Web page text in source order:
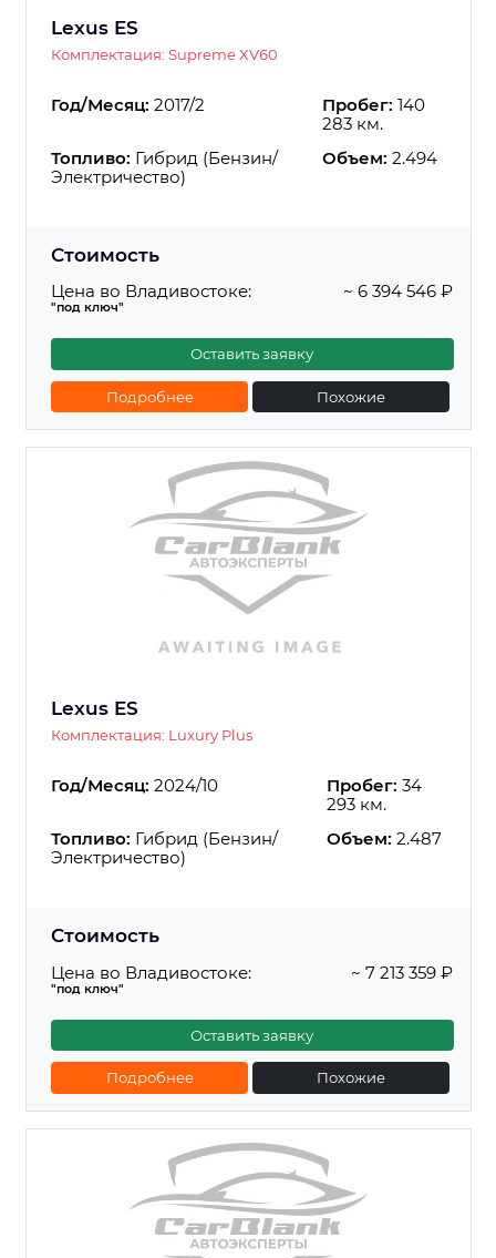
Lexus ES
Комплектация: Supreme XV60
Год/Месяц: 2017/2 Пробег: 140
283 км.
Топливо: Гибрид (Бензин/
Электричество)
Объем: 2.494
Стоимость
Цена во Владивостоке:
"под ключ"
~ 6 394 546 ₽
Оставить заявку
Подробнее Похожие
Lexus ES
Комплектация: Luxury Plus
Год/Месяц: 2024/10 Пробег: 34
293 км.
Топливо: Гибрид (Бензин/
Электричество)
Объем: 2.487
Стоимость
Цена во Владивостоке:
"под ключ"
~ 7 213 359 ₽
Оставить заявку
Подробнее Похожие